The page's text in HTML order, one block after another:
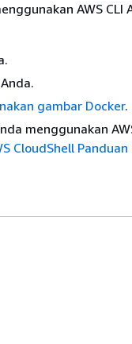
AWS CLI
gambar Docker.
menggunakan
CloudShell Panduan